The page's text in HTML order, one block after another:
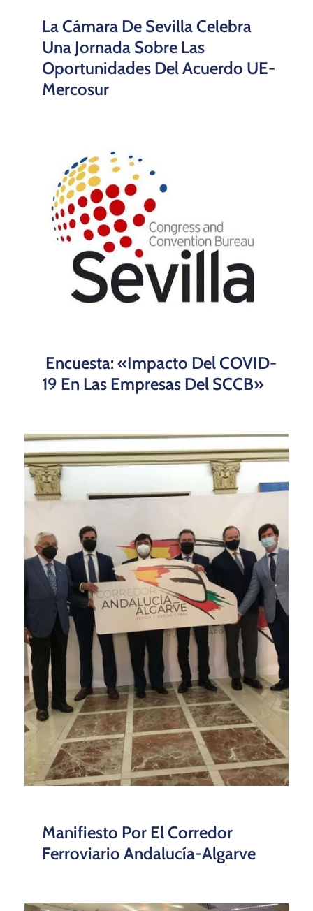
La Cámara De Sevilla Celebra
Una Jornada Sobre Las
Oportunidades Del Acuerdo UE-
Mercosur
Encuesta: «Impacto Del COVID-
19 En Las Empresas Del SCCB»
Manifiesto Por El Corredor
Ferroviario Andalucía-Algarve